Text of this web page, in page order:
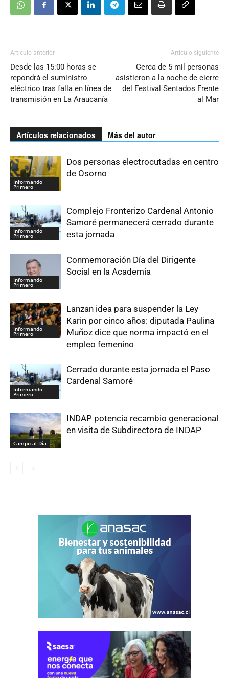
Artículo anterior
Desde las 15:00 horas se
repondrá el suministro
eléctrico tras falla en línea de
transmisión en La Araucanía
Artículo siguiente
Cerca de 5 mil personas
asistieron a la noche de cierre
del Festival Sentados Frente
al Mar
Artículos relacionados Más del autor
Informando
Primero
Dos personas electrocutadas en centro
de Osorno
Informando
Primero
Complejo Fronterizo Cardenal Antonio
Samoré permanecerá cerrado durante
esta jornada
Informando
Primero
Conmemoración Día del Dirigente
Social en la Academia
Informando
Primero
Lanzan idea para suspender la Ley
Karin por cinco años: diputada Paulina
Muñoz dice que norma impactó en el
empleo femenino
Informando
Primero
Cerrado durante esta jornada el Paso
Cardenal Samoré
Campo al Día
INDAP potencia recambio generacional
en visita de Subdirectora de INDAP